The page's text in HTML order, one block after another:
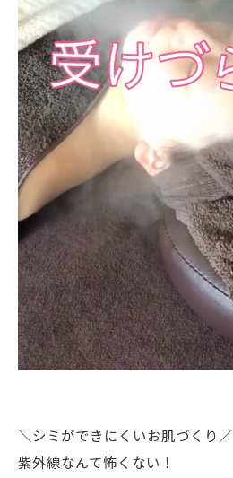
＼シミができにくいお肌づくり／
紫外線なんて怖くない！